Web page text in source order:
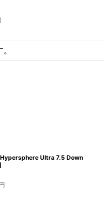
QUILT NXT [6972532650722
売価格